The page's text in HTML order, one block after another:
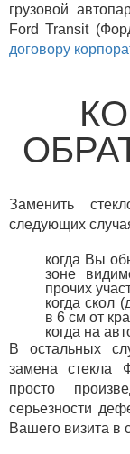
грузовой
Ford Transit
договору
Заменить
следующих
когда Вы
зоне
прочих
когда скол
в 6 см от
когда на
В остальных
замена стекла
просто
серьезности
Вашего визита в